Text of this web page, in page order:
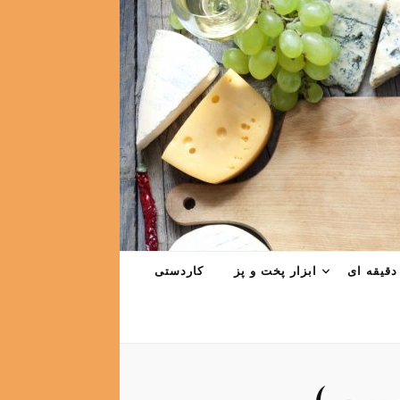
ای ابزار پخت و پز
کاردستی